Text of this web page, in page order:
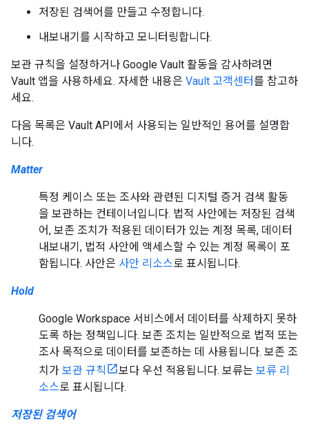
저장된 검색어를 만들고 수정합니다.
내보내기를 시작하고 모니터링합니다.
보관 규칙을 설정하거나 Google Vault 활동을 감사하려면
Vault 앱을 사용하세요. 자세한 내용은 Vault 고객센터를 참고하
세요.
다음 목록은 Vault API에서 사용되는 일반적인 용어를 설명합
니다.
Matter
특정 케이스 또는 조사와 관련된 디지털 증거 검색 활동
을 보관하는 컨테이너입니다. 법적 사안에는 저장된 검색
어, 보존 조치가 적용된 데이터가 있는 계정 목록, 데이터
내보내기, 법적 사안에 액세스할 수 있는 계정 목록이 포
함됩니다. 사안은 사안 리소스로 표시됩니다.
Hold
Google Workspace 서비스에서 데이터를 삭제하지 못하
도록 하는 정책입니다. 보존 조치는 일반적으로 법적 또는
조사 목적으로 데이터를 보존하는 데 사용됩니다. 보존 조
치가 보관 규칙 보다 우선 적용됩니다. 보류는 보류 리
소스로 표시됩니다.
저장된 검색어